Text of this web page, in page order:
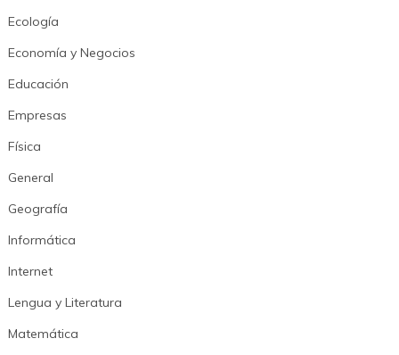
Ecología
Economía y Negocios
Educación
Empresas
Física
General
Geografía
Informática
Internet
Lengua y Literatura
Matemática